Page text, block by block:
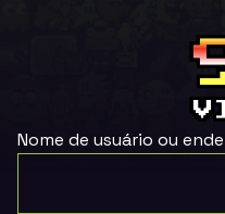
Nome de usuário ou